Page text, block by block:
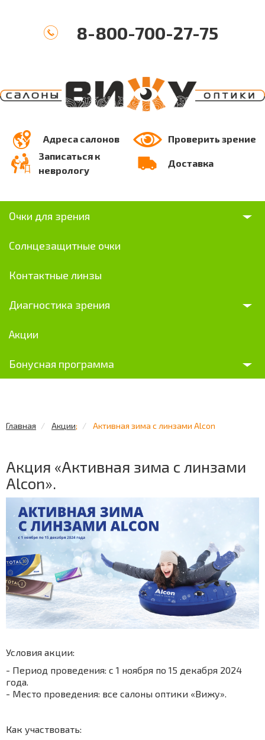
8-800-700-27-75
Адреса салонов
Проверить зрение
Записаться к
неврологу
Доставка
Очки для зрения
Солнцезащитные очки
Контактные линзы
Диагностика зрения
Акции
Бонусная программа
Главная Акции; Активная зима с линзами Alcon
Акция «Активная зима с линзами
Alcon».
Условия акции:
- Период проведения: с 1 ноября по 15 декабря 2024
года.
- Место проведения: все салоны оптики «Вижу».
Как участвовать: